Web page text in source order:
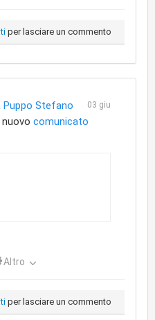
per lasciare un commento
03 giu
Puppo Stefano
comunicato
Altro
per lasciare un commento